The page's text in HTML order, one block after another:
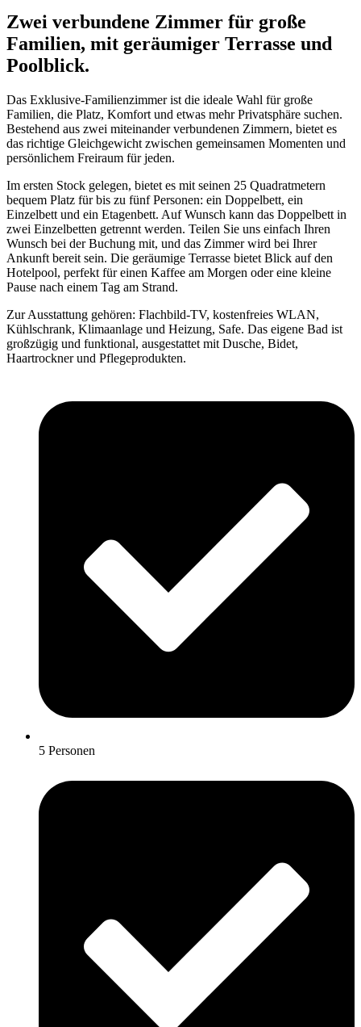
Zwei verbundene Zimmer für große
Familien, mit geräumiger Terrasse und
Poolblick.
Das Exklusive-Familienzimmer ist die ideale Wahl für große
Familien, die Platz, Komfort und etwas mehr Privatsphäre suchen.
Bestehend aus zwei miteinander verbundenen Zimmern, bietet es
das richtige Gleichgewicht zwischen gemeinsamen Momenten und
persönlichem Freiraum für jeden.
Im ersten Stock gelegen, bietet es mit seinen 25 Quadratmetern
bequem Platz für bis zu fünf Personen: ein Doppelbett, ein
Einzelbett und ein Etagenbett. Auf Wunsch kann das Doppelbett in
zwei Einzelbetten getrennt werden. Teilen Sie uns einfach Ihren
Wunsch bei der Buchung mit, und das Zimmer wird bei Ihrer
Ankunft bereit sein. Die geräumige Terrasse bietet Blick auf den
Hotelpool, perfekt für einen Kaffee am Morgen oder eine kleine
Pause nach einem Tag am Strand.
Zur Ausstattung gehören: Flachbild-TV, kostenfreies WLAN,
Kühlschrank, Klimaanlage und Heizung, Safe. Das eigene Bad ist
großzügig und funktional, ausgestattet mit Dusche, Bidet,
Haartrockner und Pflegeprodukten.
5 Personen